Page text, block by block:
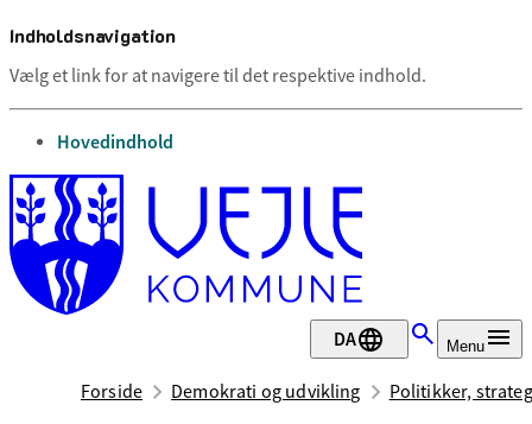
Indholdsnavigation
Vælg et link for at navigere til det respektive indhold.
gå til
Hovedindhold
DA Menu
Forside Demokrati og udvikling Politikker,